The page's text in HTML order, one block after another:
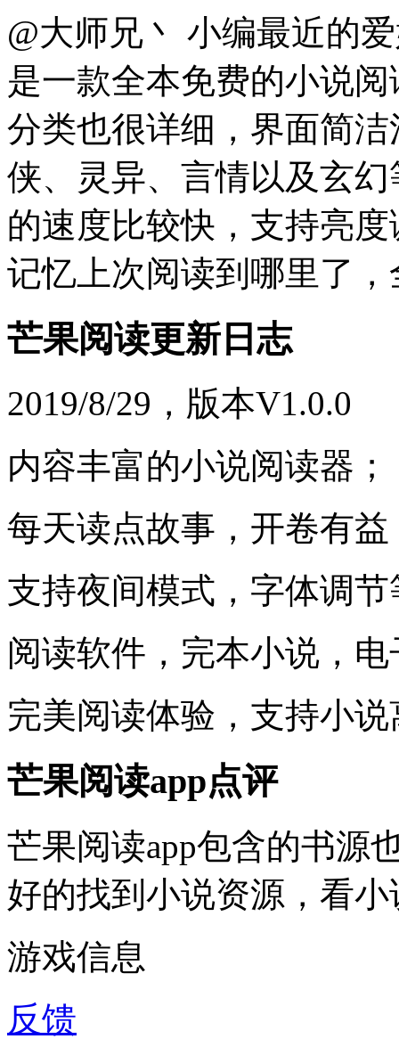
@大师兄丶 小编最近的
是一款全本免费的小说
分类也很详细，界面简
侠、灵异、言情以及玄
的速度比较快，支持亮
记忆上次阅读到哪里了
芒果阅读更新日志
2019/8/29，版本V1.0.0
内容丰富的小说阅读器；
每天读点故事，开卷有益
支持夜间模式，字体调
阅读软件，完本小说，
完美阅读体验，支持小
芒果阅读app点评
芒果阅读app包含的书源
好的找到小说资源，看
游戏信息
反馈